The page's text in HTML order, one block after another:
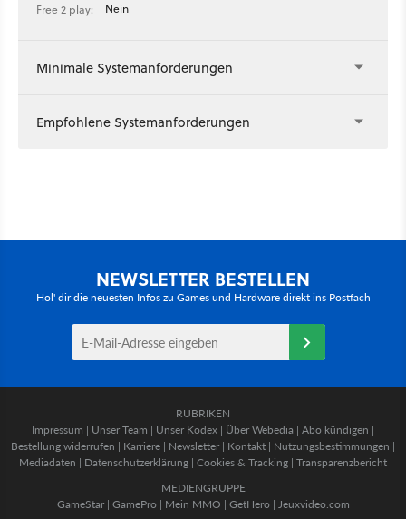
Free 2 play:
Nein
Minimale Systemanforderungen
Empfohlene Systemanforderungen
NEWSLETTER BESTELLEN
Hol' dir die neuesten Infos zu Games und Hardware direkt ins Postfach
RUBRIKEN
Impressum | Unser Team | Unser Kodex | Über Webedia | Abo kündigen |
Bestellung widerrufen | Karriere | Newsletter | Kontakt | Nutzungsbestimmungen |
Mediadaten | Datenschutzerklärung | Cookies & Tracking | Transparenzbericht
MEDIENGRUPPE
GameStar| GamePro | Mein MMO | GetHero | Jeuxvideo.com